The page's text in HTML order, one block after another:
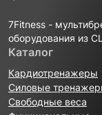
7Fitness -
оборудования из
Каталог
Кардиотренажеры
Силовые
Свободные веса